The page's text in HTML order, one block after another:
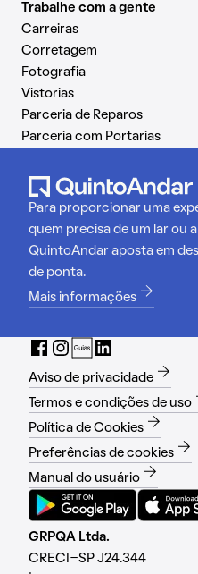
Trabalhe com a gente
Carreiras
Corretagem
Fotografia
Vistorias
Parceria de Reparos
Parceria com Portarias
Para proporcionar uma
quem precisa de um lar ou
QuintoAndar aposta em
de ponta.
Mais informações
Aviso de privacidade
Termos e condições de uso
Política de Cookies
Preferências de cookies
Manual do usuário
GRPQA Ltda.
CRECI-SP J24.344